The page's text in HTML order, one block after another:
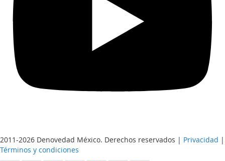
2011-2026 Denovedad México. Derechos reservados | Privacidad |
Términos y condiciones